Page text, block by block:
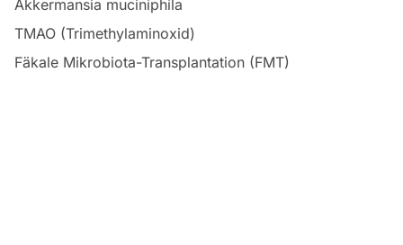
Akkermansia muciniphila
TMAO (Trimethylaminoxid)
Fäkale Mikrobiota-Transplantation (FMT)